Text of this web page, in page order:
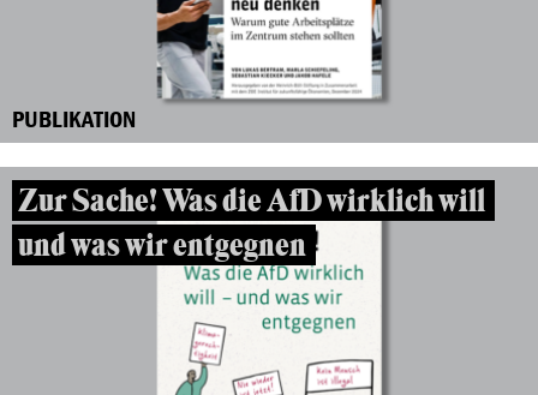
PUBLIKATION
Zur Sache! Was die AfD wirklich will
und was wir entgegnen